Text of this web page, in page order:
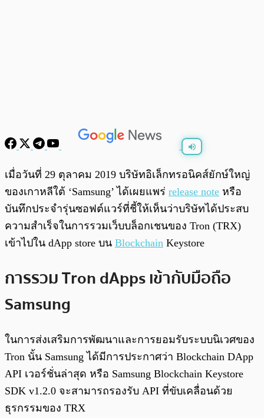
พร้อมเล่น 0:00/ 0:00
เมื่อวันที่ 29 ตุลาคม 2019 บริษัทอิเล็กทรอนิคส์ยักษ์ใหญ่
ของเกาหลีใต้ ‘Samsung’ ได้เผยแพร่ release note หรือ
บันทึกประจำรุ่นซอฟต์แวร์ที่ชี้ให้เห็นว่าบริษัทได้ประสบ
ความสำเร็จในการรวมเว็บบล็อกเชนของ Tron (TRX)
เข้าไปใน dApp store บน Blockchain Keystore
การรวม Tron dApps เข้ากับมือถือ
Samsung
ในการส่งเสริมการพัฒนาและการยอมรับระบบนิเวศของ
Tron นั้น Samsung ได้มีการประกาศว่า Blockchain DApp
API เวอร์ชั่นล่าสุด หรือ Samsung Blockchain Keystore
SDK v1.2.0 จะสามารถรองรับ API ที่ขับเคลื่อนด้วย
ธุรกรรมของ TRX